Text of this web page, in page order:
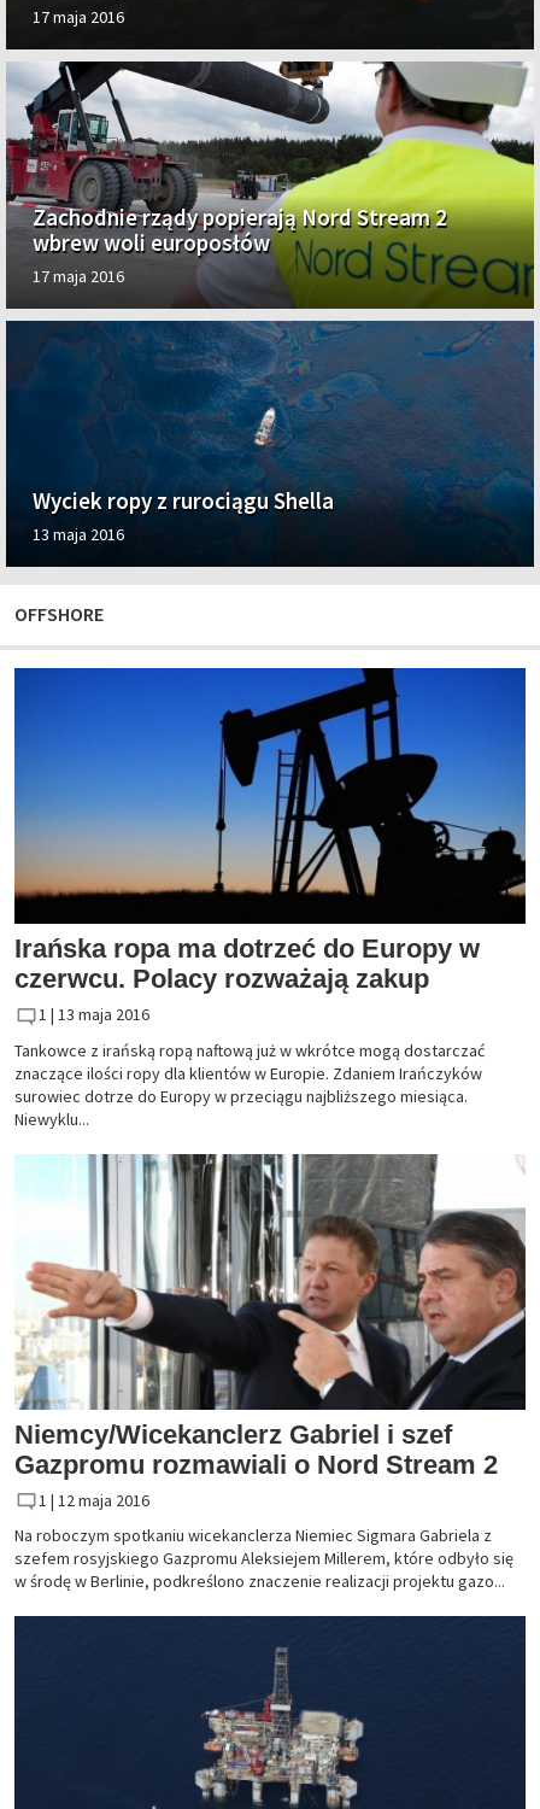
17 maja 2016
Zachodnie rządy popierają Nord Stream 2
wbrew woli europosłów
17 maja 2016
Wyciek ropy z rurociągu Shella
13 maja 2016
OFFSHORE
Irańska ropa ma dotrzeć do Europy w
czerwcu. Polacy rozważają zakup
1 | 13 maja 2016
Tankowce z irańską ropą naftową już w wkrótce mogą dostarczać
znaczące ilości ropy dla klientów w Europie. Zdaniem Irańczyków
surowiec dotrze do Europy w przeciągu najbliższego miesiąca.
Niewyklu...
Niemcy/Wicekanclerz Gabriel i szef
Gazpromu rozmawiali o Nord Stream 2
1 | 12 maja 2016
Na roboczym spotkaniu wicekanclerza Niemiec Sigmara Gabriela z
szefem rosyjskiego Gazpromu Aleksiejem Millerem, które odbyło się
w środę w Berlinie, podkreślono znaczenie realizacji projektu gazo...